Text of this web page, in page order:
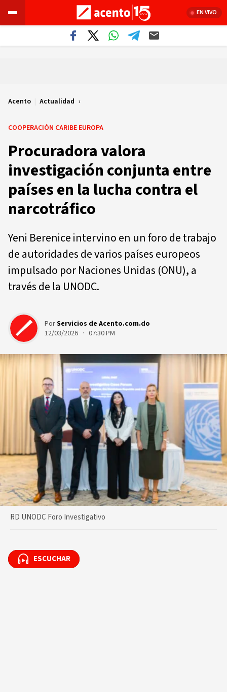
EN VIVO
Acento | Actualidad
COOPERACIÓN CARIBE EUROPA
Procuradora valora
investigación conjunta entre
países en la lucha contra el
narcotráfico
Yeni Berenice intervino en un foro de trabajo
de autoridades de varios países europeos
impulsado por Naciones Unidas (ONU), a
través de la UNODC.
PorServicios de Acento.com.do
12/03/2026 · 07:30 PM
RD UNODC Foro Investigativo
ESCUCHAR
ESCUCHAR